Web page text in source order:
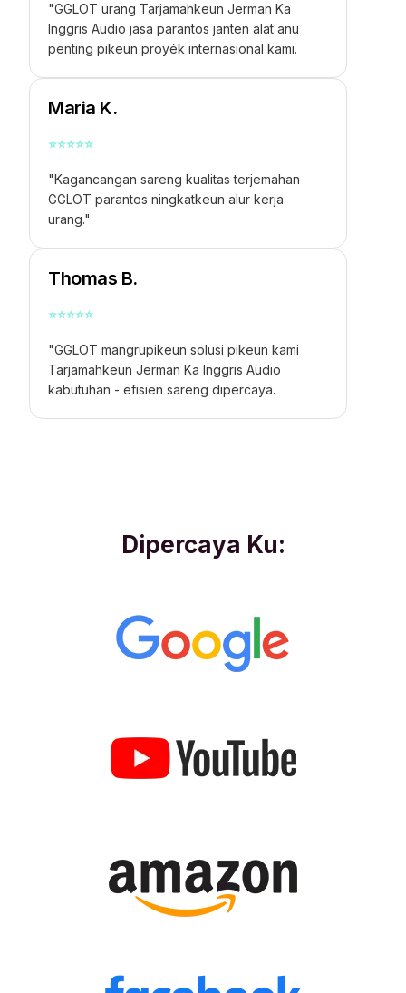
"GGLOT urang Tarjamahkeun Jerman Ka
Inggris Audiojasa parantos janten alat anu
penting pikeun proyék internasional kami.
Maria K.
⭐⭐⭐⭐⭐
"Kagancangan sareng kualitas terjemahan
GGLOT parantos ningkatkeun alur kerja
urang."
Thomas B.
⭐⭐⭐⭐⭐
"GGLOT mangrupikeun solusi pikeun kami
Tarjamahkeun Jerman Ka Inggris Audio
kabutuhan - efisien sareng dipercaya.
Dipercaya Ku: